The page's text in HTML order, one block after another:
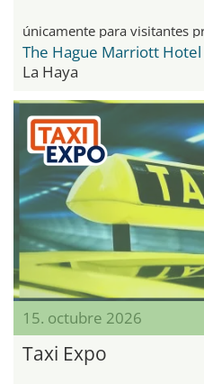
únicamente para visitantes
The Hague Marriott Hotel
La Haya
15. octubre 2026
Taxi Expo